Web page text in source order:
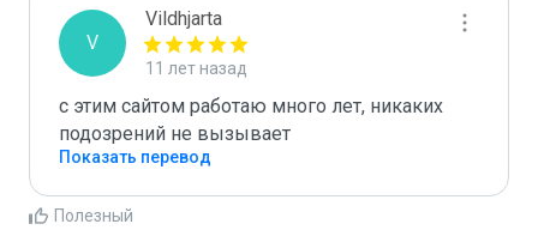
V
Vildhjarta
11 лет назад
с этим сайтом работаю много лет, никаких
подозрений не вызывает
Показать перевод
Полезный